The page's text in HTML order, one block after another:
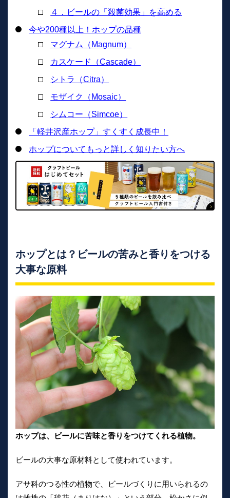
４．ビールの「殺菌効果」を高める
今や200種以上！ホップの品種
マグナム（Magnum）
カスケード（Cascade）
シトラ（Citra）
モザイク（Mosaic）
シムコー（Simcoe）
「軽井沢産ホップ」すくすく成長中！
ホップについてもっと詳しく知りたい方へ
ホップとは？ビールの苦みと香りをつける
大事な原料
ホップは、ビールに苦味と香りをつけてくれる植物。
ビールの大事な原材料として使われています。
アサ科のつる性の植物で、ビールづくりに用いられるの